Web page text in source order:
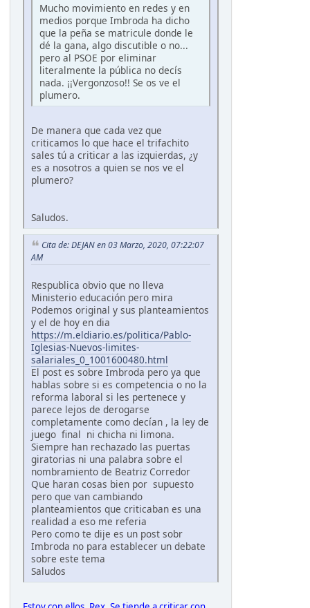
Mucho movimiento en redes y en
medios porque Imbroda ha dicho
que la peña se matricule donde le
dé la gana, algo discutible o no...
pero al PSOE por eliminar
literalmente la pública no decís
nada. ¡¡Vergonzoso!! Se os ve el
plumero.
De manera que cada vez que
criticamos lo que hace el trifachito
sales tú a criticar a las izquierdas, ¿y
es a nosotros a quien se nos ve el
plumero?
Saludos.
Cita de: DEJAN en 03 Marzo, 2020, 07:22:07
AM
Respublica obvio que no lleva
Ministerio educación pero mira
Podemos original y sus planteamientos
y el de hoy en dia
https://m.eldiario.es/politica/Pablo-
Iglesias-Nuevos-limites-
salariales_0_1001600480.html
El post es sobre Imbroda pero ya que
hablas sobre si es competencia o no la
reforma laboral si les pertenece y
parece lejos de derogarse
completamente como decían , la ley de
juego final ni chicha ni limona.
Siempre han rechazado las puertas
giratorias ni una palabra sobre el
nombramiento de Beatriz Corredor
Que haran cosas bien por supuesto
pero que van cambiando
planteamientos que criticaban es una
realidad a eso me referia
Pero como te dije es un post sobr
Imbroda no para establecer un debate
sobre este tema
Saludos